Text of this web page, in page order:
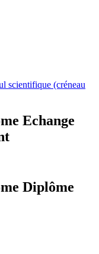
scientifique (créneau
Echange
Diplôme